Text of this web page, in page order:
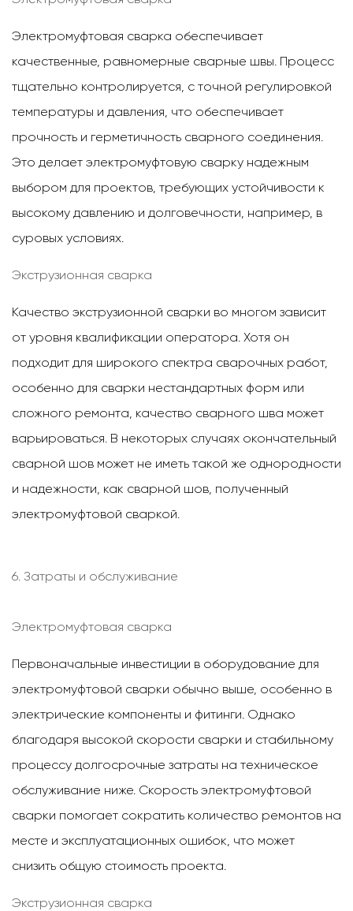
Электромуфтовая сварка обеспечивает
качественные, равномерные сварные швы. Процесс
тщательно контролируется, с точной регулировкой
температуры и давления, что обеспечивает
прочность и герметичность сварного соединения.
Это делает электромуфтовую сварку надежным
выбором для проектов, требующих устойчивости к
высокому давлению и долговечности, например, в
суровых условиях.
Экструзионная сварка
Качество экструзионной сварки во многом зависит
от уровня квалификации оператора. Хотя он
подходит для широкого спектра сварочных работ,
особенно для сварки нестандартных форм или
сложного ремонта, качество сварного шва может
варьироваться. В некоторых случаях окончательный
сварной шов может не иметь такой же однородности
и надежности, как сварной шов, полученный
электромуфтовой сваркой.
6. Затраты и обслуживание
Электромуфтовая сварка
Первоначальные инвестиции в оборудование для
электромуфтовой сварки обычно выше, особенно в
электрические компоненты и фитинги. Однако
благодаря высокой скорости сварки и стабильному
процессу долгосрочные затраты на техническое
обслуживание ниже. Скорость электромуфтовой
сварки помогает сократить количество ремонтов на
месте и эксплуатационных ошибок, что может
снизить общую стоимость проекта.
Экструзионная сварка